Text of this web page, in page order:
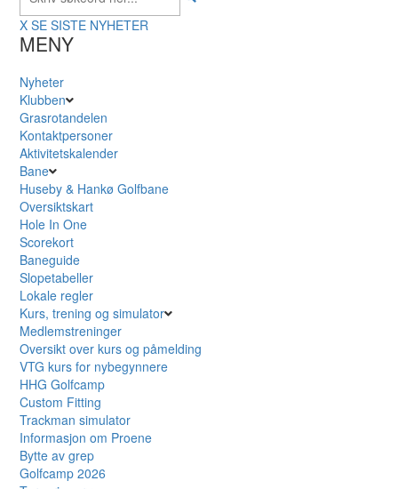
X SE SISTE NYHETER
MENY
Nyheter
Klubben
Grasrotandelen
Kontaktpersoner
Aktivitetskalender
Bane
Huseby & Hankø Golfbane
Oversiktskart
Hole In One
Scorekort
Baneguide
Slopetabeller
Lokale regler
Kurs, trening og simulator
Medlemstreninger
Oversikt over kurs og påmelding
VTG kurs for nybegynnere
HHG Golfcamp
Custom Fitting
Trackman simulator
Informasjon om Proene
Bytte av grep
Golfcamp 2026